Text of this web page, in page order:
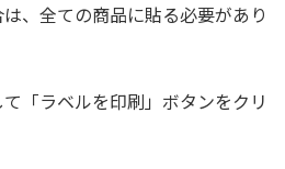
、全ての商品に貼る必要があり
「ラベルを印刷」ボタンをクリ